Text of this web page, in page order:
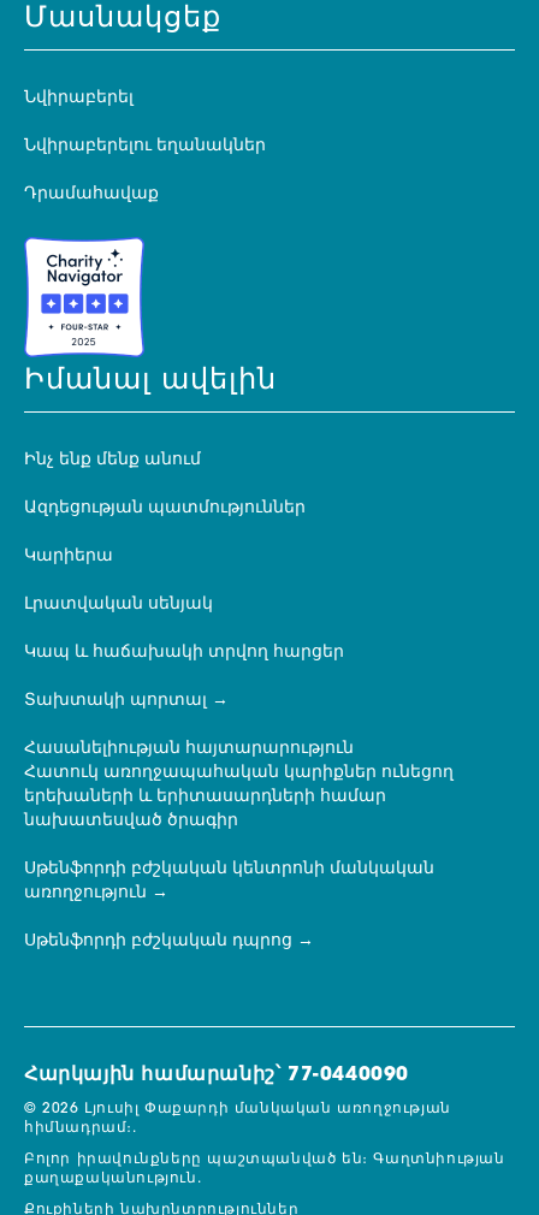
Մասնակցեք
Նվիրաբերել
Նվիրաբերելու եղանակներ
Դրամահավաք
Իմանալ ավելին
Ինչ ենք մենք անում
Ազդեցության պատմություններ
Կարիերա
Լրատվական սենյակ
Կապ և հաճախակի տրվող հարցեր
Տախտակի պորտալ
Հասանելիության հայտարարություն
Հատուկ առողջապահական կարիքներ ունեցող
երեխաների և երիտասարդների համար
նախատեսված ծրագիր
Սթենֆորդի բժշկական կենտրոնի մանկական
առողջություն
Սթենֆորդի բժշկական դպրոց
Հարկային համարանիշ՝ 77-0440090
© 2026 Լյուսիլ Փաքարդի մանկական առողջության
հիմնադրամ։.
Բոլոր իրավունքները պաշտպանված են։Գաղտնիության
քաղաքականություն.
Քուքիների նախընտրություններ